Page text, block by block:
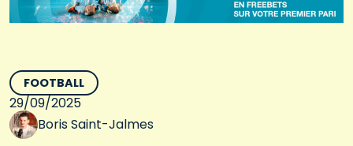
FOOTBALL
29/09/2025
Boris Saint-Jalmes